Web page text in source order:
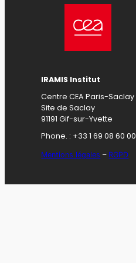
IRAMIS Institut
Centre CEA Paris-Saclay
Site de Saclay
91191 Gif-sur-Yvette
Phone. : +33 1 69 08 60 00
Mentions légales – RGPD